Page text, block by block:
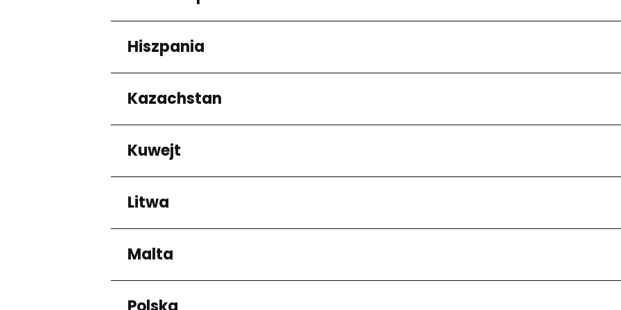
Arrondissement de Cayenne
Regiony
Grande-Terre
Hiszpania
Regiony
Andalucía
Kazachstan
Regiony
Almaty Region
Kuwejt
Regiony
Mubarak al-Kabir
Litwa
Regiony
Okręg kłajpedzki
Okręg mariampolski
Panevėžio apskritis
Malta
Regiony